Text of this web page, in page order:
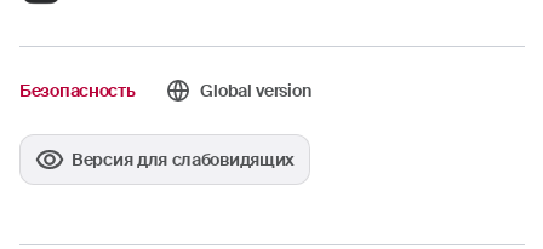
Безопасность Global version
Версия для слабовидящих